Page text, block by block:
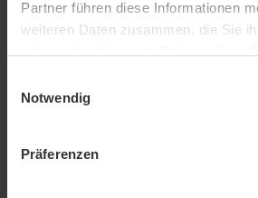
Partner führen diese Informationen
weiteren Daten zusammen, die Sie
Notwendig
Präferenzen
Badeschwämme